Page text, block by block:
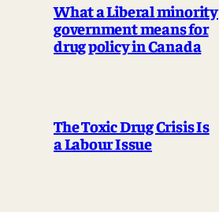
What a Liberal minority
government means for
drug policy in Canada
The Toxic Drug Crisis Is
a Labour Issue